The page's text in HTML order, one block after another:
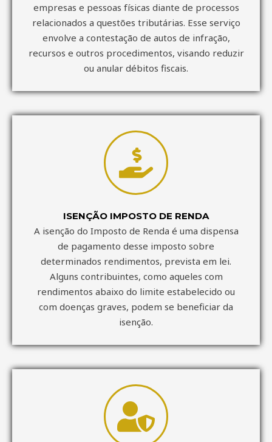
empresas e pessoas físicas diante de processos
relacionados a questões tributárias. Esse serviço
envolve a contestação de autos de infração,
recursos e outros procedimentos, visando reduzir
ou anular débitos fiscais.
ISENÇÃO IMPOSTO DE RENDA
A isenção do Imposto de Renda é uma dispensa
de pagamento desse imposto sobre
determinados rendimentos, prevista em lei.
Alguns contribuintes, como aqueles com
rendimentos abaixo do limite estabelecido ou
com doenças graves, podem se beneficiar da
isenção.